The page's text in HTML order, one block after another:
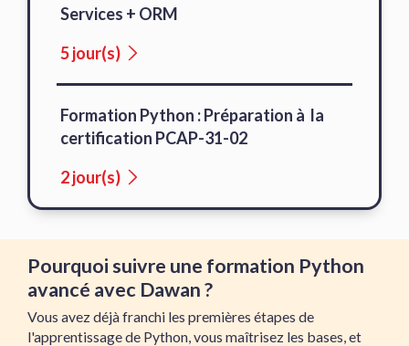
Services + ORM
5 jour(s)
Formation Python : Préparation à la
certification PCAP-31-02
2 jour(s)
Pourquoi suivre une formation Python
avancé avec Dawan ?
Vous avez déjà franchi les premières étapes de
l'apprentissage de Python, vous maîtrisez les bases, et